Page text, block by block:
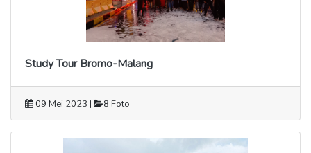
Study Tour Bromo-Malang
09 Mei 2023 | 8 Foto